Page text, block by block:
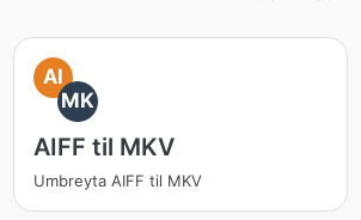
AI
MK
AIFF til MKV
Umbreyta AIFF til MKV